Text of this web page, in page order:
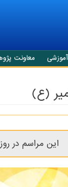
معاونت
(ع)
این مراسم در روز دوشنبه 22 اردی